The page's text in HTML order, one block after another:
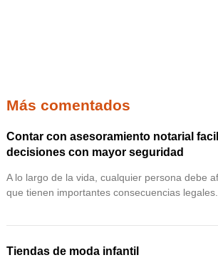
Más comentados
Contar con asesoramiento notarial
decisiones con mayor seguridad
A lo largo de la vida, cualquier persona debe
que tienen importantes consecuencias
Tiendas de moda infantil